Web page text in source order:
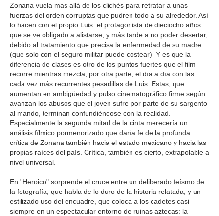
Zonana vuela mas allá de los clichés para retratar a unas
fuerzas del orden corruptas que pudren todo a su alrededor. Así
lo hacen con el propio Luis: el protagonista de dieciocho años
que se ve obligado a alistarse, y más tarde a no poder desertar,
debido al tratamiento que precisa la enfermedad de su madre
(que solo con el seguro militar puede costear). Y es que la
diferencia de clases es otro de los puntos fuertes que el film
recorre mientras mezcla, por otra parte, el día a día con las
cada vez más recurrentes pesadillas de Luis. Estas, que
aumentan en ambigüedad y pulso cinematográfico firme según
avanzan los abusos que el joven sufre por parte de su sargento
al mando, terminan confundiéndose con la realidad.
Especialmente la segunda mitad de la cinta merecería un
análisis fílmico pormenorizado que daría fe de la profunda
crítica de Zonana también hacia el estado mexicano y hacia las
propias raíces del país. Crítica, también es cierto, extrapolable a
nivel universal.
En "Heroico" sorprende el cruce entre un deliberado feísmo de
la fotografía, que habla de lo duro de la historia relatada, y un
estilizado uso del encuadre, que coloca a los cadetes casi
siempre en un espectacular entorno de ruinas aztecas: la